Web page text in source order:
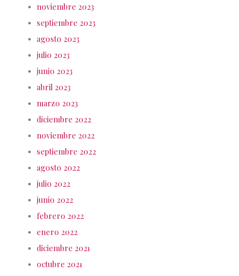
noviembre 2023
septiembre 2023
agosto 2023
julio 2023
junio 2023
abril 2023
marzo 2023
diciembre 2022
noviembre 2022
septiembre 2022
agosto 2022
julio 2022
junio 2022
febrero 2022
enero 2022
diciembre 2021
octubre 2021